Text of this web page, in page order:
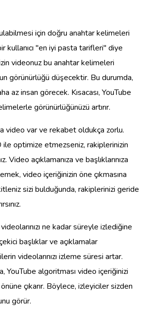
için doğru anahtar kelimeleri
kullanıcı "en iyi pasta tarifleri" diye
videonuz bu anahtar kelimeleri
görünürlüğü düşecektir. Bu durumda,
az insan görecek. Kısacası, YouTube
görünürlüğünüzü artırır.
video var ve rekabet oldukça zorlu.
ile optimize etmezseniz, rakiplerinizin
Video açıklamanıza ve başlıklarınıza
video içeriğinizin öne çıkmasına
sizi bulduğunda, rakiplerinizi geride
videolarınızı ne kadar süreyle izlediğine
başlıklar ve açıklamalar
videolarınızı izleme süresi artar.
YouTube algoritması video içeriğinizi
önüne çıkarır. Böylece, izleyiciler sizden
görür.